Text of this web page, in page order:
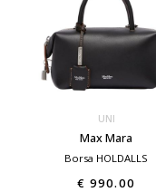
UNI
Max Mara
Borsa HOLDALLS
€ 990.00